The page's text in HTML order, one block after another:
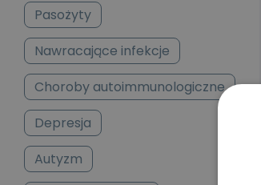
Pasożyty
Nawracające infekcje
Choroby autoimmunologiczne
Depresja
Autyzm